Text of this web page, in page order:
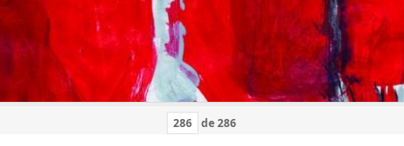
de286